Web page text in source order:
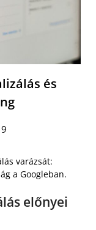
és
varázsát:
a Googleban.
előnyei